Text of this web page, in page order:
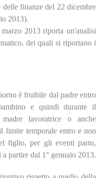
finanze del 22 dicembre
2013).
2013 riporta un'analisi
dei quali si riportano i
è fruibile dal padre entro
e quindi durante il
lavoratrice o anche
limite temporale entro e non
figlio, per gli eventi parto,
partire dal 1° gennaio 2013.